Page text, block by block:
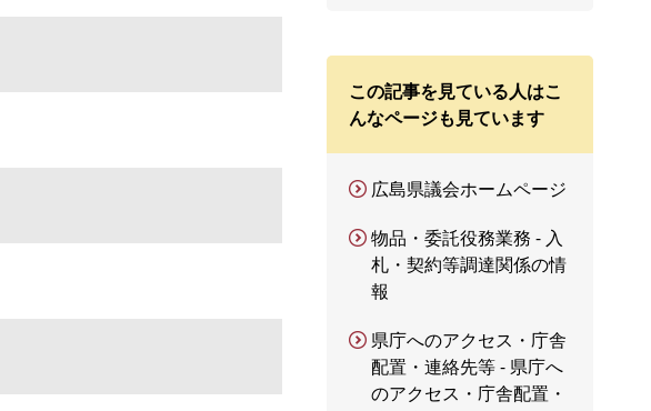
この記事を見ている人はこ
んなページも見ています
広島県議会ホームページ
物品・委託役務業務 - 入
札・契約等調達関係の情
報
県庁へのアクセス・庁舎
配置・連絡先等 - 県庁へ
のアクセス・庁舎配置・